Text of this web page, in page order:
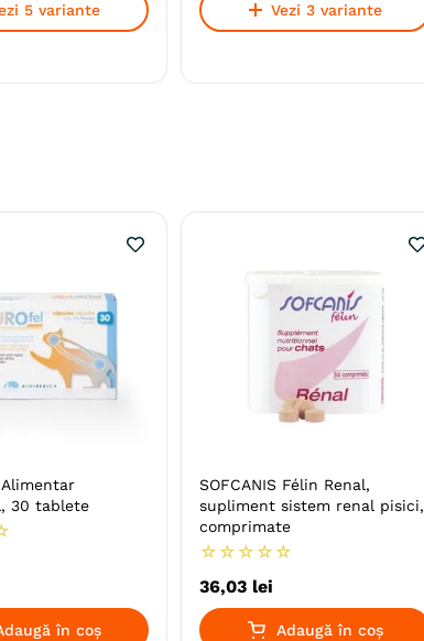
5 variante Vezi 3 variante
30 tablete
în coș
SOFCANIS Félin Renal,
supliment sistem renal pisici,
comprimate
☆ ☆ ☆ ☆ ☆
36,03 lei
Adaugă în coș